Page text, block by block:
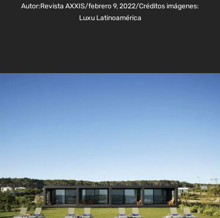
Autor:Revista AXXIS/febrero 9, 2022/Créditos imágenes:
Luxu Latinoamérica